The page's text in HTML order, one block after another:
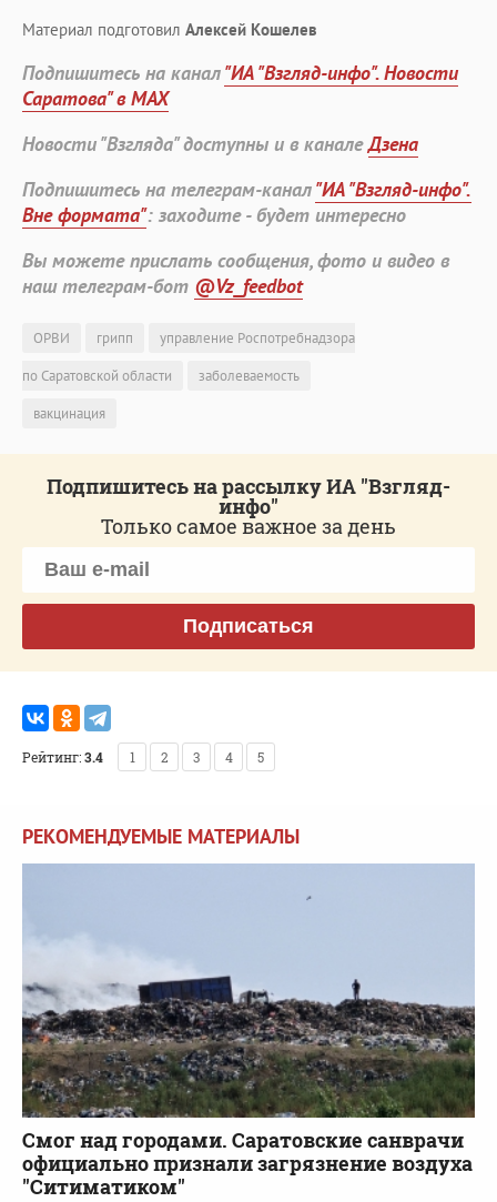
Материал подготовил Алексей Кошелев
Подпишитесь на канал"ИА "Взгляд-инфо". Новости
Саратова" в MAX
Новости "Взгляда" доступны и в каналеДзена
Подпишитесь на телеграм-канал"ИА "Взгляд-инфо".
Вне формата": заходите - будет интересно
Вы можете прислать сообщения, фото и видео в
наш телеграм-бот @Vz_feedbot
ОРВИ грипп
управление Роспотребнадзора
по Саратовской области
заболеваемость
вакцинация
Подпишитесь на рассылку ИА "Взгляд-
инфо"
Только самое важное за день
Подписаться
Рейтинг:3.4 1 2 3 4 5
РЕКОМЕНДУЕМЫЕ МАТЕРИАЛЫ
Смог над городами. Саратовские санврачи
официально признали загрязнение воздуха
"Ситиматиком"